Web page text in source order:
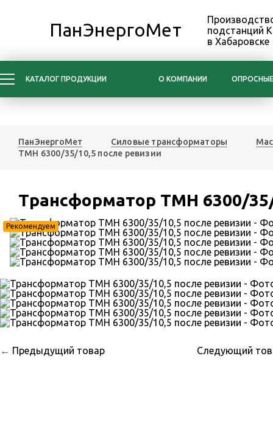
ПанЭнергоМет
подстанций
в Хабаровске
КАТАЛОГ ПРОДУКЦИИ О КОМПАНИИ
ПанЭнергоМет Силовые трансформаторы
ТМН 6300/35/10,5 после ревизии
Трансформатор ТМН 6300/
Рекомендуем
← Предыдущий товар Следующий